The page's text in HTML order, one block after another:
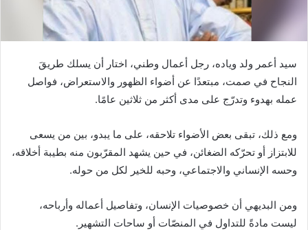
سيد أعمر ولد وياده، رجل أعمال وطني، اختار أن يسلك طريقَ
النجاح في صمت، مبتعدًا عن أضواء الظهور والاستعراض، فواصل
عمله بهدوء وتدرّج على مدى أكثر من ثلاثين عامًا.
ومع ذلك، تبقى بعض الأضواء تلاحقه، على ما يبدو، بين من يسعى
للابتزاز أو تحرّكه الضغائن، في حين يشهد المقرّبون منه بطيبة أخلاقه،
وحسه الإنساني والاجتماعي، وحبه للخير لكل من حوله.
ومن البديهي أن خصوصيات الإنسان، وتفاصيل أعماله وأرباحه،
ليست مادةً للتداول في المنصّات أو ساحات التشهير.